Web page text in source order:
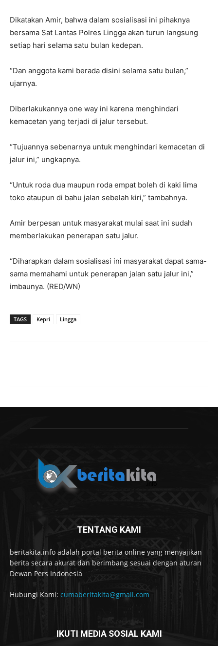
Dikatakan Amir, bahwa dalam sosialisasi ini pihaknya
bersama Sat Lantas Polres Lingga akan turun langsung
setiap hari selama satu bulan kedepan.
“Dan anggota kami berada disini selama satu bulan,”
ujarnya.
Diberlakukannya one way ini karena menghindari
kemacetan yang terjadi di jalur tersebut.
“Tujuannya sebenarnya untuk menghindari kemacetan di
jalur ini,” ungkapnya.
“Untuk roda dua maupun roda empat boleh di kaki lima
toko ataupun di bahu jalan sebelah kiri,” tambahnya.
Amir berpesan untuk masyarakat mulai saat ini sudah
memberlakukan penerapan satu jalur.
“Diharapkan dalam sosialisasi ini masyarakat dapat sama-
sama memahami untuk penerapan jalan satu jalur ini,”
imbaunya. (RED/WN)
TAGS Kepri Lingga
TENTANG KAMI
beritakita.info adalah portal berita online yang menyajikan
berita secara akurat dan berimbang sesuai dengan aturan
Dewan Pers Indonesia
Hubungi Kami: cumaberitakita@gmail.com
IKUTI MEDIA SOSIAL KAMI